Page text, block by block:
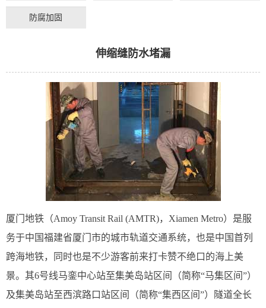
防腐加固
伸缩缝防水堵漏
厦门地铁（Amoy Transit Rail (AMTR)，Xiamen Metro）是服
务于中国福建省厦门市的城市轨道交通系统，也是中国首列
跨海地铁，同时也是不少游客前来打卡赞不绝口的海上美
景。其6号线马銮中心站至集美岛站区间（简称“马集区间”）
及集美岛站至西滨路口站区间（简称“集西区间”）隧道全长